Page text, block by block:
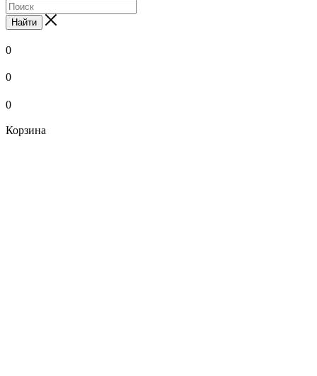
Найти
0
0
0
Корзина